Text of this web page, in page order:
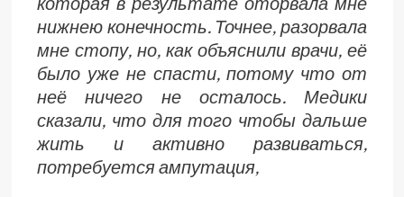
нижнею конечность. Точнее, разорвала
мне стопу, но, как объяснили врачи, её
было уже не спасти, потому что от
неё ничего не осталось. Медики
сказали, что для того чтобы дальше
жить и активно развиваться,
потребуется ампутация,